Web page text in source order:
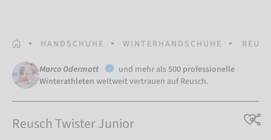
STARTSEITEHANDSCHUHE WINTERHANDSCHUHE
Marco Odermatt und mehr als500 professionelle
Winterathleten weltweit vertrauen auf Reusch.
Reusch Twister Junior